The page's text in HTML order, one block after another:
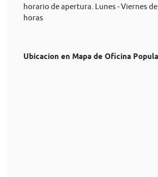
horario de apertura. Lunes - Viernes de
horas
Ubicacion en Mapa de Oficina